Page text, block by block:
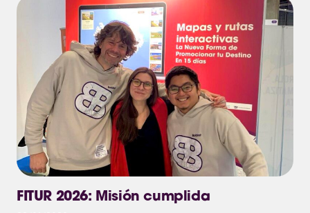
FITUR 2026: Misión cumplida